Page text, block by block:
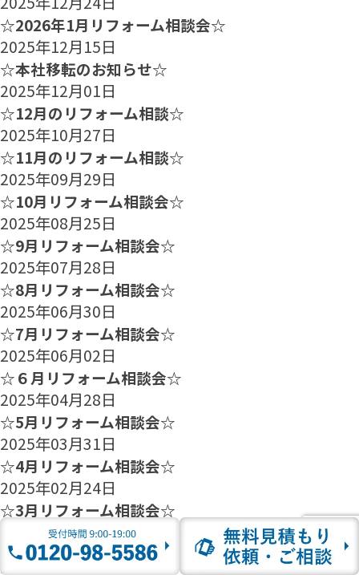
☆2026年1月リフォーム相談会☆
2025年12月15日
☆本社移転のお知らせ☆
2025年12月01日
☆12月のリフォーム相談☆
2025年10月27日
☆11月のリフォーム相談☆
2025年09月29日
☆10月リフォーム相談会☆
2025年08月25日
☆9月リフォーム相談会☆
2025年07月28日
☆8月リフォーム相談会☆
2025年06月30日
☆7月リフォーム相談会☆
2025年06月02日
☆６月リフォーム相談会☆
2025年04月28日
☆5月リフォーム相談会☆
2025年03月31日
☆4月リフォーム相談会☆
2025年02月24日
☆3月リフォーム相談会☆
2025年01月27日
☆2月のリフォーム相談会のご案内☆